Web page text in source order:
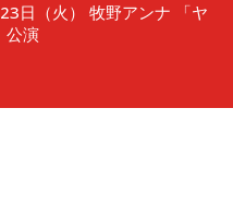
日（火） 牧野アンナ 「ヤ
公演